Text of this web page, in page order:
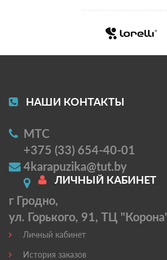
НАШИ КОНТАКТЫ
МТС
+375 (33) 654-40-01
4karapuzika@tut.by
г Гродно,
ул. Горького, 91, ТЦ "Корона'
ЛИЧНЫЙ КАБИНЕТ
Личный кабинет
История заказов